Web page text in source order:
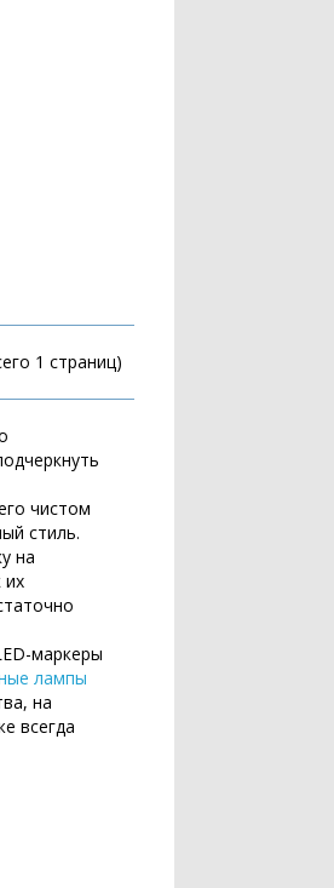
1 страниц)
чистом
стиль.
на
их
маркеры
лампы
на
всегда